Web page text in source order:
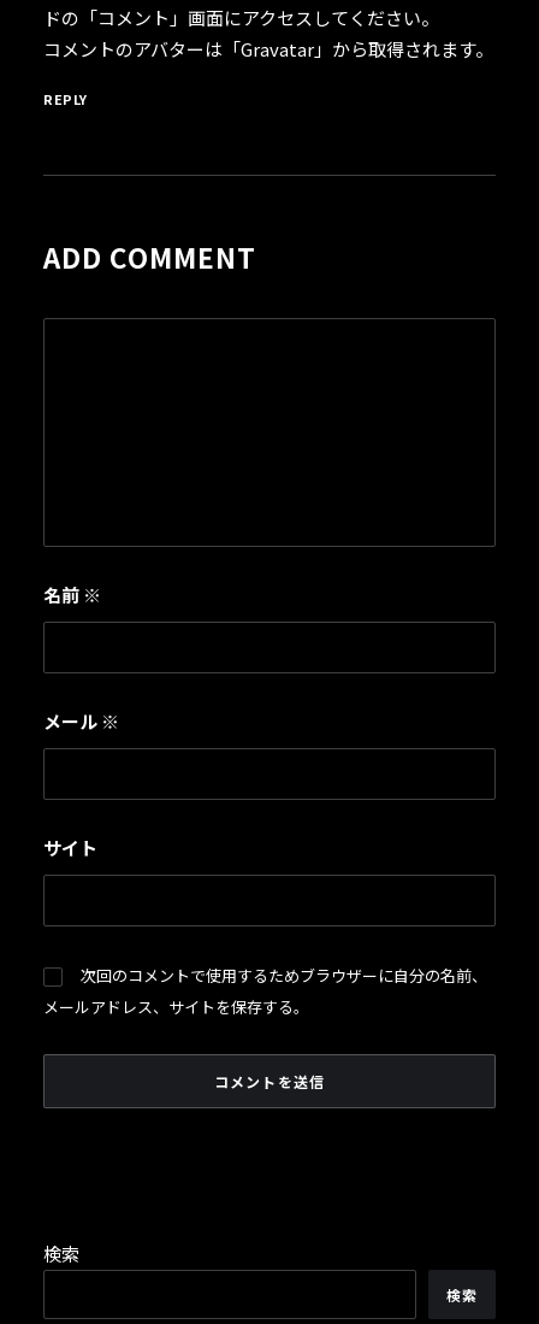
ドの「コメント」画面にアクセスしてください。
コメントのアバターは「Gravatar」から取得されます。
REPLY
ADD COMMENT
名前 ※
メール ※
サイト
次回のコメントで使用するためブラウザーに自分の名前、
メールアドレス、サイトを保存する。
検索
検索